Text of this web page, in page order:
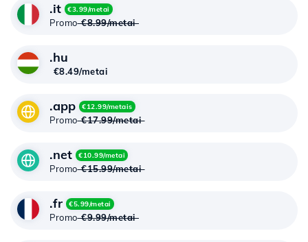
.it €3.99/metai
Promo€8.99/metai
.hu
€8.49/metai
.app €12.99/metais
Promo€17.99/metai
.net €10.99/metai
Promo€15.99/metai
.fr €5.99/metai
Promo€9.99/metai